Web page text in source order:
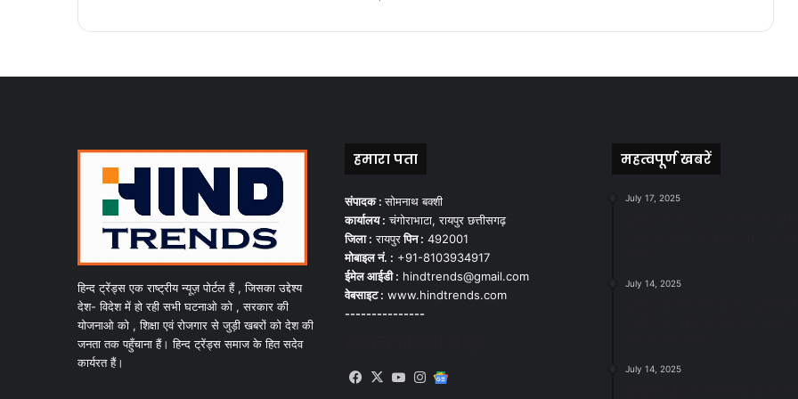
हिन्द ट्रेंड्स एक राष्ट्रीय न्यूज़ पोर्टल हैं , जिसका उद्देश्य
देश- विदेश में हो रही सभी घटनाओ को , सरकार की
योजनाओ को , शिक्षा एवं रोजगार से जुड़ी खबरों को देश की
जनता तक पहुँचाना हैं। हिन्द ट्रेंड्स समाज के हित सदेव
कार्यरत हैं।
हमारा पता
संपादक :सोमनाथ बक्शी
कार्यालय : चंगोराभाटा, रायपुर छत्तीसगढ़
जिला : रायपुरपिन : 492001
मोबाइल नं. : +91-8103934917
ईमेल आईडी : hindtrends@gmail.com
वेबसाइट : www.hindtrends.com
---------------
Facebook
X YouTubeInstagram
महत्वपूर्ण खबरें
July 17, 2025
July 14, 2025
July 14, 2025